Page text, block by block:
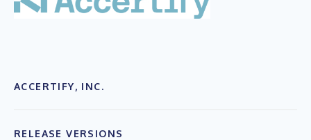
ACCERTIFY, INC.
RELEASE VERSIONS